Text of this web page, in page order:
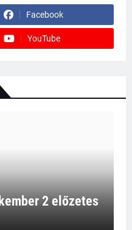
Facebook
YouTube
2 előzetes